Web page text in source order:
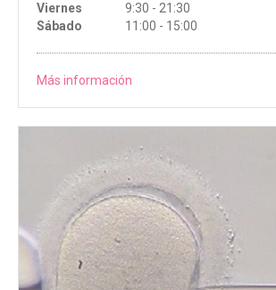
Viernes
9:30 - 21:30
Sábado
11:00 - 15:00
Más información